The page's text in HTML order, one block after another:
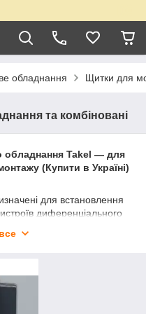
обладнання Щитки для
та комбіновані
обладнання Takel — для
(Купити в Україні)
для встановлення
диференціального
приміщеннях.
та іншим регіонам.